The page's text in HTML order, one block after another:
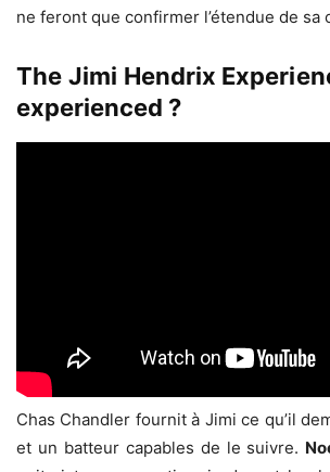
ne feront que confirmer l’étendue de sa
The Jimi Hendrix
experienced ?
Chas Chandler fournit à Jimi ce qu’il
et un batteur capables de le suivre.